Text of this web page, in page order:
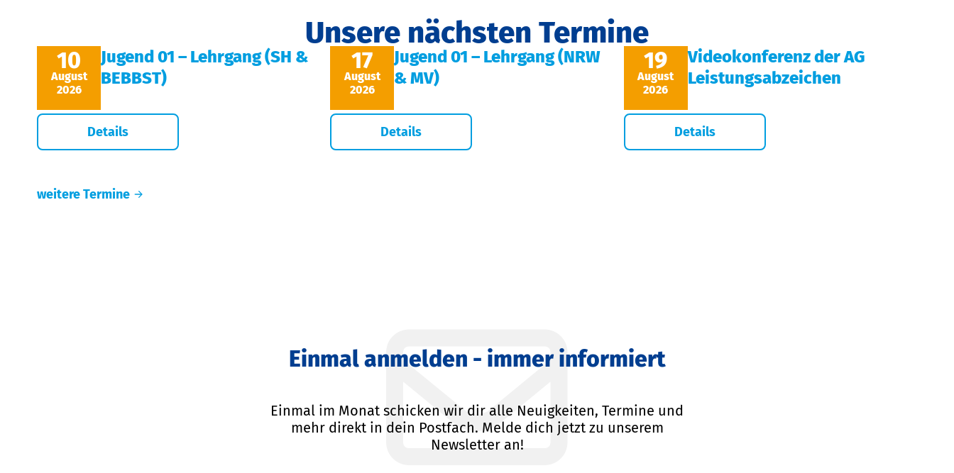
Unsere nächsten Termine
10
August
2026
Jugend 01 – Lehrgang (SH &
BEBBST)
Details
17
August
2026
Jugend 01 – Lehrgang (NRW
& MV)
Details
19
August
2026
Videokonferenz der AG
Leistungsabzeichen
Details
weitere Termine
Einmal anmelden - immer informiert
Einmal im Monat schicken wir dir alle Neuigkeiten, Termine und
mehr direkt in dein Postfach. Melde dich jetzt zu unserem
Newsletter an!